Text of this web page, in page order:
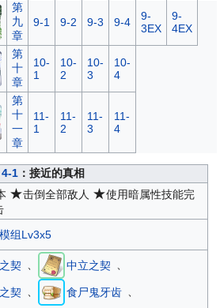
第
九
章
9-1 9-2 9-3 9-4
9-
3EX
9-
4EX
第
十
章
10-
1
10-
2
10-
3
10-
4
第
十
一
章
11-
1
11-
2
11-
3
11-
4
4-1：接近的真相
★击倒全部敌人 ★使用暗属性技能完
组Lv3x5
契 中立之契
契 食尸鬼牙齿